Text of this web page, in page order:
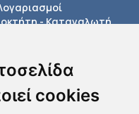
cookies
- Καταναλωτή
της ΔΕΥΑΤ